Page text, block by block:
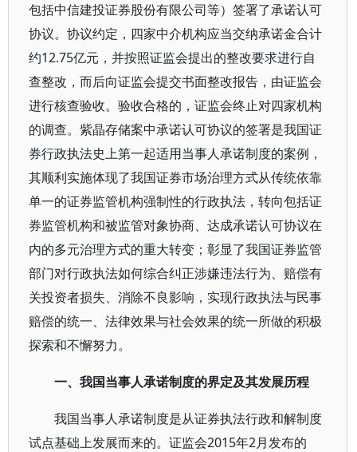
包括中信建投证券股份有限公司等）签署了承诺认可
协议。协议约定，四家中介机构应当交纳承诺金合计
约12.75亿元，并按照证监会提出的整改要求进行自
查整改，而后向证监会提交书面整改报告，由证监会
进行核查验收。验收合格的，证监会终止对四家机构
的调查。紫晶存储案中承诺认可协议的签署是我国证
券行政执法史上第一起适用当事人承诺制度的案例，
其顺利实施体现了我国证券市场治理方式从传统依靠
单一的证券监管机构强制性的行政执法，转向包括证
券监管机构和被监管对象协商、达成承诺认可协议在
内的多元治理方式的重大转变；彰显了我国证券监管
部门对行政执法如何综合纠正涉嫌违法行为、赔偿有
关投资者损失、消除不良影响，实现行政执法与民事
赔偿的统一、法律效果与社会效果的统一所做的积极
探索和不懈努力。
一、我国当事人承诺制度的界定及其发展历程
我国当事人承诺制度是从证券执法行政和解制度
试点基础上发展而来的。证监会2015年2月发布的